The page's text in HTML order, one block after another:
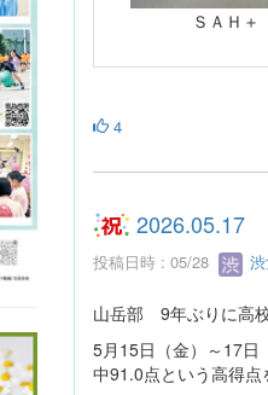
ＳＡＨ＋
4
2026.05.17
投稿日時 : 05/28
山岳部 9年ぶりに高
5月15日（金）～17日
中91.0点という高得点